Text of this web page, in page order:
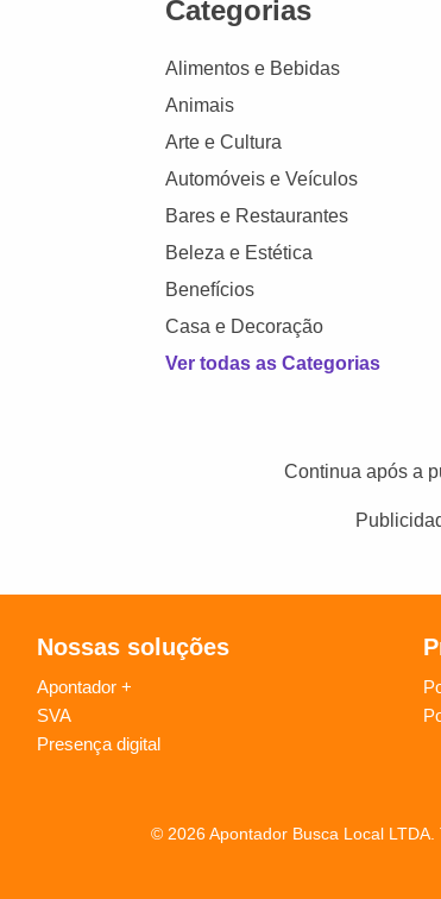
Categorias
Alimentos e Bebidas
Animais
Arte e Cultura
Automóveis e Veículos
Bares e Restaurantes
Beleza e Estética
Benefícios
Casa e Decoração
Ver todas as Categorias
Continua após a
Nossas soluções
Apontador +
SVA
Presença digital
© 2026 Apontador Busca Local LTDA.